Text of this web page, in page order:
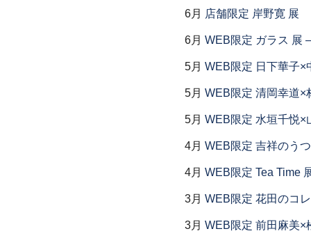
6月 店舗限定 岸野寛 展
6月 WEB限定 ガラス
5月 WEB限定 日下華子×
5月 WEB限定 清岡幸道×
5月 WEB限定 水垣千悦×
4月 WEB限定 吉祥のう
4月 WEB限定 Tea Time
3月 WEB限定 花田のコ
3月 WEB限定 前田麻美×